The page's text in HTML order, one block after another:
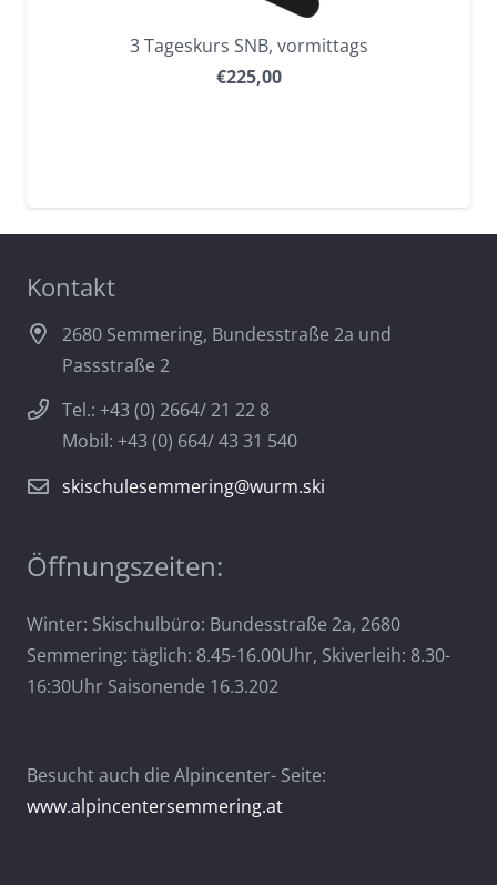
3 Tageskurs SNB, vormittags
€225,00
Kontakt
2680 Semmering, Bundesstraße 2a und
Passstraße 2
Tel.: +43 (0) 2664/ 21 22 8
Mobil: +43 (0) 664/ 43 31 540
skischulesemmering@wurm.ski
Öffnungszeiten:
Winter: Skischulbüro: Bundesstraße 2a, 2680
Semmering: täglich: 8.45-16.00Uhr, Skiverleih: 8.30-
16:30Uhr Saisonende 16.3.202
Besucht auch die Alpincenter- Seite:
www.alpincentersemmering.at